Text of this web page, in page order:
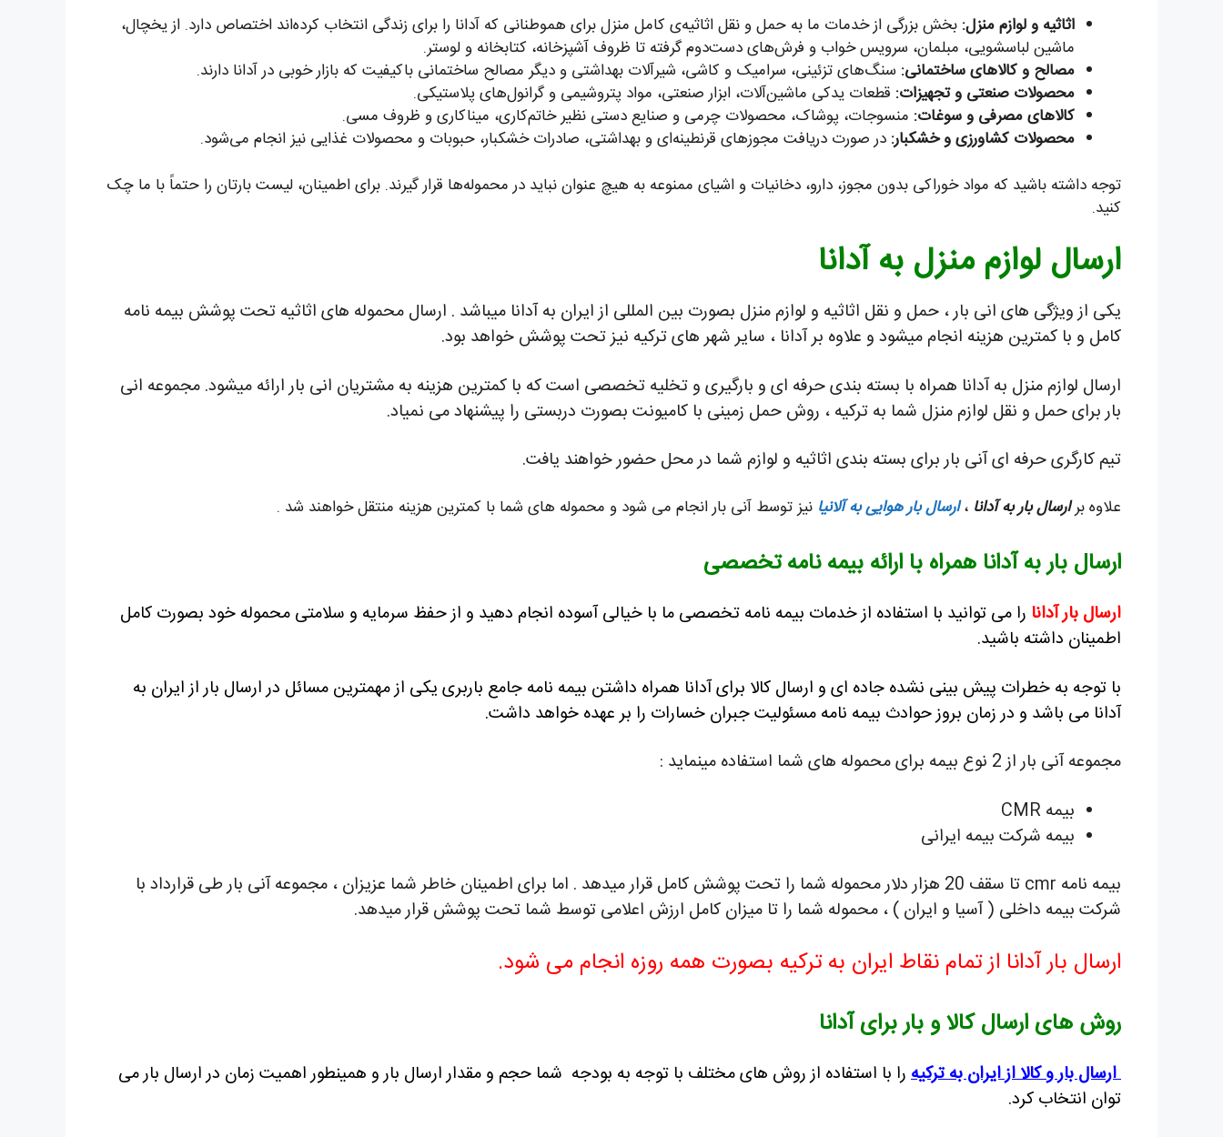
اثاثیه و لوازم منزل: بخش بزرگی از خدمات ما به حمل و نقل اثاثیه‌ی کامل منزل برای هموطنانی که آدانا را برای زندگی انتخاب کرده‌اند اختصاص دارد. از یخچال،
ماشین لباسشویی، مبلمان، سرویس خواب و فرش‌های دست‌دوم گرفته تا ظروف آشپزخانه، کتابخانه و لوستر.
مصالح و کالاهای ساختمانی: سنگ‌های تزئینی، سرامیک و کاشی، شیرآلات بهداشتی و دیگر مصالح ساختمانی باکیفیت که بازار خوبی در آدانا دارند.
محصولات صنعتی و تجهیزات: قطعات یدکی ماشین‌آلات، ابزار صنعتی، مواد پتروشیمی و گرانول‌های پلاستیکی.
کالاهای مصرفی و سوغات: منسوجات، پوشاک، محصولات چرمی و صنایع دستی نظیر خاتم‌کاری، میناکاری و ظروف مسی.
محصولات کشاورزی و خشکبار: در صورت دریافت مجوزهای قرنطینه‌ای و بهداشتی، صادرات خشکبار، حبوبات و محصولات غذایی نیز انجام می‌شود.
توجه داشته باشید که مواد خوراکی بدون مجوز، دارو، دخانیات و اشیای ممنوعه به هیچ عنوان نباید در محموله‌ها قرار گیرند. برای اطمینان، لیست بارتان را حتماً با ما چک
کنید.
ارسال لوازم منزل به آدانا
یکی از ویژگی های انی بار ، حمل و نقل اثاثیه و لوازم منزل بصورت بین المللی از ایران به آدانا میباشد . ارسال محموله های اثاثیه تحت پوشش بیمه نامه
کامل و با کمترین هزینه انجام میشود و علاوه بر آدانا ، سایر شهر های ترکیه نیز تحت پوشش خواهد بود.
ارسال لوازم منزل به آدانا همراه با بسته بندی حرفه ای و بارگیری و تخلیه تخصصی است که با کمترین هزینه به مشتریان انی بار ارائه میشود. مجموعه انی
بار برای حمل و نقل لوازم منزل شما به ترکیه ، روش حمل زمینی با کامیونت بصورت دربستی را پیشنهاد می نمیاد.
تیم کارگری حرفه ای آنی بار برای بسته بندی اثاثیه و لوازم شما در محل حضور خواهند یافت.
علاوه برارسال بار به آدانا ،ارسال بار هوایی به آلانیا نیز توسط آنی بار انجام می شود و محموله های شما با کمترین هزینه منتقل خواهند شد .
ارسال بار به آدانا همراه با ارائه بیمه نامه تخصصی
ارسال بار آدانا را می توانید با استفاده از خدمات بیمه نامه تخصصی ما با خیالی آسوده انجام دهید و از حفظ سرمایه و سلامتی محموله خود بصورت کامل
اطمینان داشته باشید.
با توجه به خطرات پیش بینی نشده جاده ای و ارسال کالا برای آدانا همراه داشتن بیمه نامه جامع باربری یکی از مهمترین مسائل در ارسال بار از ایران به
آدانا می باشد و در زمان بروز حوادث بیمه نامه مسئولیت جبران خسارات را بر عهده خواهد داشت.
مجموعه آنی بار از 2 نوع بیمه برای محموله های شما استفاده مینماید :
بیمه CMR
بیمه شرکت بیمه ایرانی
بیمه نامه cmr تا سقف 20 هزار دلار محموله شما را تحت پوشش کامل قرار میدهد . اما برای اطمینان خاطر شما عزیزان ، مجموعه آنی بار طی قرارداد با
شرکت بیمه داخلی ( آسیا و ایران ) ، محموله شما را تا میزان کامل ارزش اعلامی توسط شما تحت پوشش قرار میدهد.
ارسال بار آدانا از تمام نقاط ایران به ترکیه بصورت همه روزه انجام می شود.
روش های ارسال کالا و بار برای آدانا
ارسال بار و کالا از ایران به ترکیه را با استفاده از روش های مختلف با توجه به بودجه شما حجم و مقدار ارسال بار و همینطور اهمیت زمان در ارسال بار می
توان انتخاب کرد.